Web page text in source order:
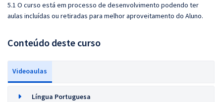
5.1 O curso está em processo de desenvolvimento podendo ter
aulas incluídas ou retiradas para melhor aproveitamento do Aluno.
Conteúdo deste curso
Videoaulas
Língua Portuguesa